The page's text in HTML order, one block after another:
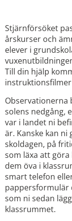
Stjärnförsöket
årskurser och
elever i
Till din hjälp
Observationerna
solens nedgång,
var i landet ni
är. Kanske kan
skoldagen, på
som läxa att
dem öva i
smart telefon
pappersformulär
som ni sedan
klassrummet.